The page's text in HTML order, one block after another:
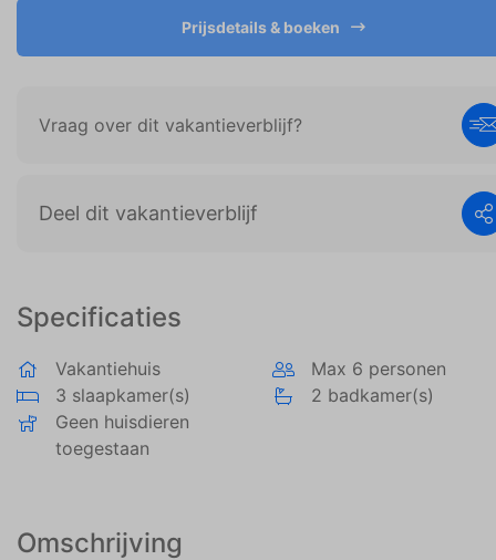
Specificaties
Vakantiehuis
Max 6 personen
3 slaapkamer(s)
2 badkamer(s)
Geen huisdieren
toegestaan
Omschrijving
Prijsdetails & boeken
Vraag over dit vakantieverblijf?
Deel dit vakantieverblijf
Het doel van marketingcookies is advertenties
weergeven die zijn afgestemd op en relevant zijn
adverteerders.